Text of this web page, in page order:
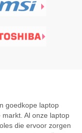
goedkope laptop
Al onze laptop
die ervoor zorgen